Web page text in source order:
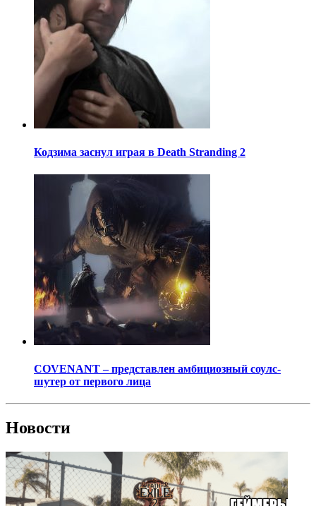
Кодзима заснул играя в Death Stranding 2
COVENANT – представлен амбициозный соулс-
шутер от первого лица
Новости